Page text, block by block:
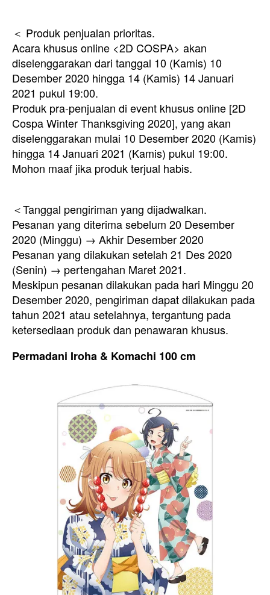
＜ Produk penjualan prioritas.
Acara khusus online <2D COSPA> akan
diselenggarakan dari tanggal 10 (Kamis) 10
Desember 2020 hingga 14 (Kamis) 14 Januari
2021 pukul 19:00.
Produk pra-penjualan di event khusus online [2D
Cospa Winter Thanksgiving 2020], yang akan
diselenggarakan mulai 10 Desember 2020 (Kamis)
hingga 14 Januari 2021 (Kamis) pukul 19:00.
Mohon maaf jika produk terjual habis.
＜Tanggal pengiriman yang dijadwalkan.
Pesanan yang diterima sebelum 20 Desember
2020 (Minggu) → Akhir Desember 2020
Pesanan yang dilakukan setelah 21 Des 2020
(Senin) → pertengahan Maret 2021.
Meskipun pesanan dilakukan pada hari Minggu 20
Desember 2020, pengiriman dapat dilakukan pada
tahun 2021 atau setelahnya, tergantung pada
ketersediaan produk dan penawaran khusus.
Permadani Iroha & Komachi 100 cm